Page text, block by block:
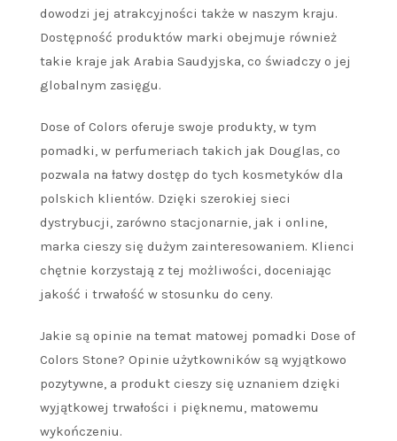
dowodzi jej atrakcyjności także w naszym kraju.
Dostępność produktów marki obejmuje również
takie kraje jak Arabia Saudyjska, co świadczy o jej
globalnym zasięgu.
Dose of Colors oferuje swoje produkty, w tym
pomadki, w perfumeriach takich jak Douglas, co
pozwala na łatwy dostęp do tych kosmetyków dla
polskich klientów. Dzięki szerokiej sieci
dystrybucji, zarówno stacjonarnie, jak i online,
marka cieszy się dużym zainteresowaniem. Klienci
chętnie korzystają z tej możliwości, doceniając
jakość i trwałość w stosunku do ceny.
Jakie są opinie na temat matowej pomadki Dose of
Colors Stone? Opinie użytkowników są wyjątkowo
pozytywne, a produkt cieszy się uznaniem dzięki
wyjątkowej trwałości i pięknemu, matowemu
wykończeniu.